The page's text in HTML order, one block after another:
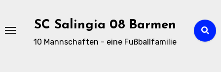
SC Salingia 08 Barmen
10 Mannschaften - eine Fußballfamilie